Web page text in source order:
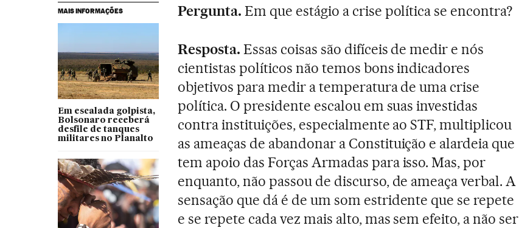
MAIS INFORMAÇÕES
Em escalada golpista,
Bolsonaro receberá
desfile de tanques
militares no Planalto
Pergunta. Em que estágio a crise política se encontra?
Resposta. Essas coisas são difíceis de medir e nós
cientistas políticos não temos bons indicadores
objetivos para medir a temperatura de uma crise
política. O presidente escalou em suas investidas
contra instituições, especialmente ao STF, multiplicou
as ameaças de abandonar a Constituição e alardeia que
tem apoio das Forças Armadas para isso. Mas, por
enquanto, não passou de discurso, de ameaça verbal. A
sensação que dá é de um som estridente que se repete
e se repete cada vez mais alto, mas sem efeito, a não ser